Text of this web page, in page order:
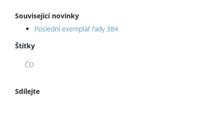
Související novinky
Poslední exemplář řady 384
Štítky
ČD
Sdílejte